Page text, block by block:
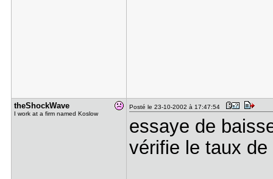
theShockWa​ve
I work at a firm named Koslow
Posté le 23-10-2002 à 17:47:54
essaye de
vérifie le taux